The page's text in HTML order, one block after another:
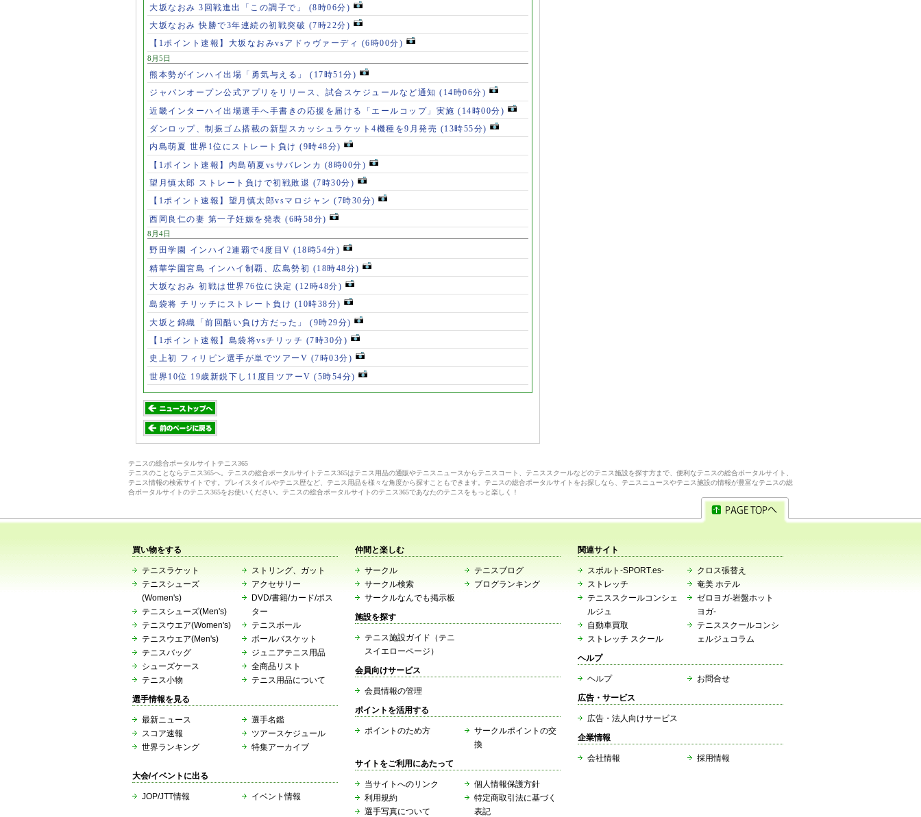
大坂なおみ 3回戦進出「この調子で」 (8時06分)
大坂なおみ 快勝で3年連続の初戦突破 (7時22分)
【1ポイント速報】大坂なおみvsアドゥヴァーディ (6時00分)
8月5日
熊本勢がインハイ出場「勇気与える」 (17時51分)
ジャパンオープン公式アプリをリリース、試合スケジュールなど通知 (14時06分)
近畿インターハイ出場選手へ手書きの応援を届ける「エールコップ」実施 (14時00分)
ダンロップ、制振ゴム搭載の新型スカッシュラケット4機種を9月発売 (13時55分)
内島萌夏 世界1位にストレート負け (9時48分)
【1ポイント速報】内島萌夏vsサバレンカ (8時00分)
望月慎太郎 ストレート負けで初戦敗退 (7時30分)
【1ポイント速報】望月慎太郎vsマロジャン (7時30分)
西岡良仁の妻 第一子妊娠を発表 (6時58分)
8月4日
野田学園 インハイ2連覇で4度目V (18時54分)
精華学園宮島 インハイ制覇、広島勢初 (18時48分)
大坂なおみ 初戦は世界76位に決定 (12時48分)
島袋将 チリッチにストレート負け (10時38分)
大坂と錦織「前回酷い負け方だった」 (9時29分)
【1ポイント速報】島袋将vsチリッチ (7時30分)
史上初 フィリピン選手が単でツアーV (7時03分)
世界10位 19歳新鋭下し11度目ツアーV (5時54分)
テニスの総合ポータルサイトテニス365
テニスのことならテニス365へ。テニスの総合ポータルサイトテニス365はテニス用品の通販やテニスニュースからテニスコート、テニススクールなどのテニス施設を探す方まで、便利なテニスの総合ポータルサイト、
テニス情報の検索サイトです。プレイスタイルやテニス歴など、テニス用品を様々な角度から探すこともできます。テニスの総合ポータルサイトをお探しなら、テニスニュースやテニス施設の情報が豊富なテニスの総
合ポータルサイトのテニス365をお使いください。テニスの総合ポータルサイトのテニス365であなたのテニスをもっと楽しく！
買い物をする
テニスラケット
テニスシューズ
(Women's)
テニスシューズ(Men's)
テニスウエア(Women's)
テニスウエア(Men's)
テニスバッグ
シューズケース
テニス小物
ストリング、ガット
アクセサリー
DVD/書籍/カード/ポス
ター
テニスボール
ボールバスケット
ジュニアテニス用品
全商品リスト
テニス用品について
選手情報を見る
最新ニュース
スコア速報
世界ランキング
選手名鑑
ツアースケジュール
特集アーカイブ
大会/イベントに出る
JOP/JTT情報 イベント情報
仲間と楽しむ
サークル
サークル検索
サークルなんでも掲示板
テニスブログ
ブログランキング
施設を探す
テニス施設ガイド（テニ
スイエローページ）
会員向けサービス
会員情報の管理
ポイントを活用する
ポイントのため方
サークルポイントの交
換
サイトをご利用にあたって
当サイトへのリンク
利用規約
選手写真について
個人情報保護方針
特定商取引法に基づく
表記
関連サイト
スポルト-SPORT.es-
ストレッチ
テニススクールコンシェ
ルジュ
自動車買取
ストレッチ スクール
クロス張替え
奄美 ホテル
ゼロヨガ-岩盤ホット
ヨガ-
テニススクールコンシ
ェルジュコラム
ヘルプ
ヘルプ
お問合せ
広告・サービス
広告・法人向けサービス
企業情報
会社情報 採用情報